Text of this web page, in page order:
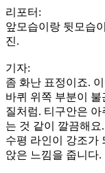
리포터:
앞모습이랑 뒷모습
진.
기자:
좀 화난 표정이죠.
바퀴 위쪽 부분이
질처럼. 티구안은
는 것 같이 깔끔해
수평 라인이 강조가
앉은 느낌을 줍니다.